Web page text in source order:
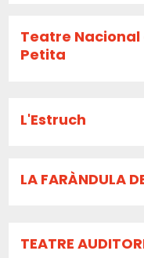
Teatre
Petita
L'Estruch
LA FARÀNDULA
TEATRE